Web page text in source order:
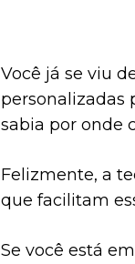
Você já se viu
personalizadas
sabia por onde
Felizmente, a
que facilitam
Se você está